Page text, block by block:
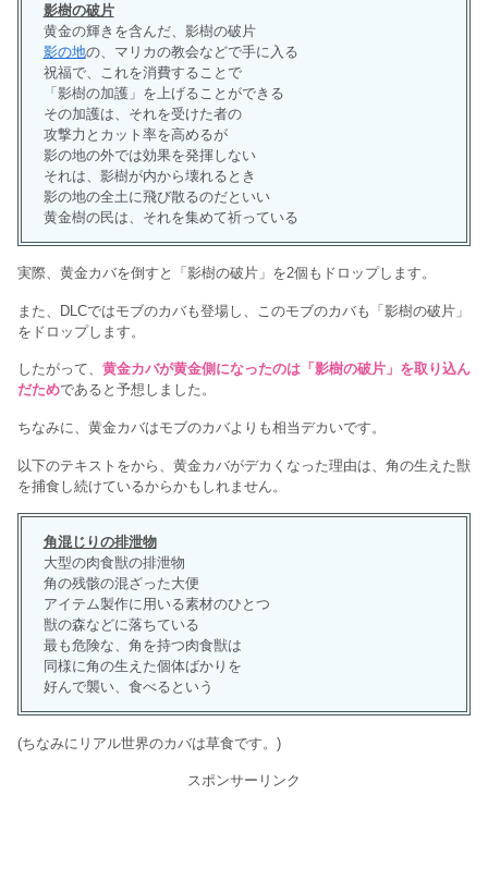
影樹の破片
黄金の輝きを含んだ、影樹の破片
影の地の、マリカの教会などで手に入る
祝福で、これを消費することで
「影樹の加護」を上げることができる
その加護は、それを受けた者の
攻撃力とカット率を高めるが
影の地の外では効果を発揮しない
それは、影樹が内から壊れるとき
影の地の全土に飛び散るのだといい
黄金樹の民は、それを集めて祈っている
実際、黄金カバを倒すと「影樹の破片」を2個もドロップします。
また、DLCではモブのカバも登場し、このモブのカバも「影樹の破片」
をドロップします。
したがって、 黄金カバが黄金側になったのは「影樹の破片」を取り込ん
だためであると予想しました。
ちなみに、黄金カバはモブのカバよりも相当デカいです。
以下のテキストをから、黄金カバがデカくなった理由は、角の生えた獣
を捕食し続けているからかもしれません。
角混じりの排泄物
大型の肉食獣の排泄物
角の残骸の混ざった大便
アイテム製作に用いる素材のひとつ
獣の森などに落ちている
最も危険な、角を持つ肉食獣は
同様に角の生えた個体ばかりを
好んで襲い、食べるという
(ちなみにリアル世界のカバは草食です。)
スポンサーリンク